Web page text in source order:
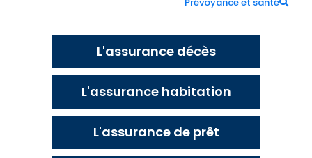
L'assurance décès
L'assurance habitation
L'assurance de prêt